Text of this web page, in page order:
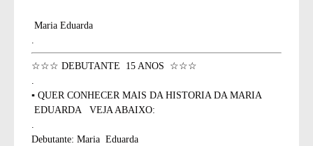
Maria Eduarda
.
☆☆☆ DEBUTANTE 15 ANOS ☆☆☆
.
▪ QUER CONHECER MAIS DA HISTORIA DA MARIA
EDUARDA VEJA ABAIXO:
.
Debutante: Maria Eduarda